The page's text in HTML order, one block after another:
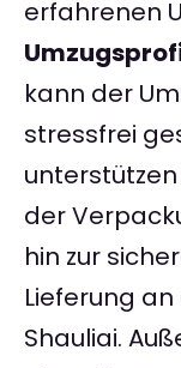
erfahrenen
kann der
stressfrei
der
hin zur
Lieferung
Shauliai.